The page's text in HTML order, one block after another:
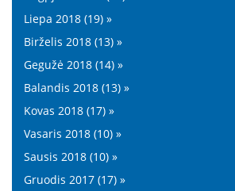
Liepa 2018 (19) »
Birželis 2018 (13) »
Gegužė 2018 (14) »
Balandis 2018 (13) »
Kovas 2018 (17) »
Vasaris 2018 (10) »
Sausis 2018 (10) »
Gruodis 2017 (17) »